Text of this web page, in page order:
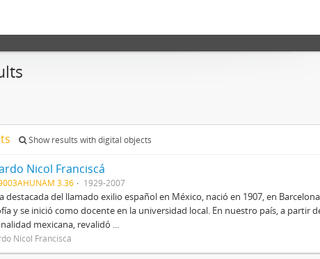
Show results with digital objects
Nicol Franciscá
3.36 1929-2007
destacada del llamado exilio español en México, nació en 1907, en
y se inició como docente en la universidad local. En nuestro país, a partir
mexicana, revalidó ...
Nicol Franciscá